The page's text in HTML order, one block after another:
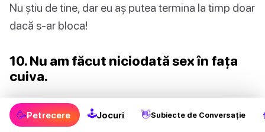
Nu știu de tine, dar eu aș putea termina la timp doar
dacă s-ar bloca!
10. Nu am făcut niciodată sex în fața
cuiva.
Trebuie curaj să te expui!
🥳Petrecere 🕹Jocuri 👋Subiecte de Conversație